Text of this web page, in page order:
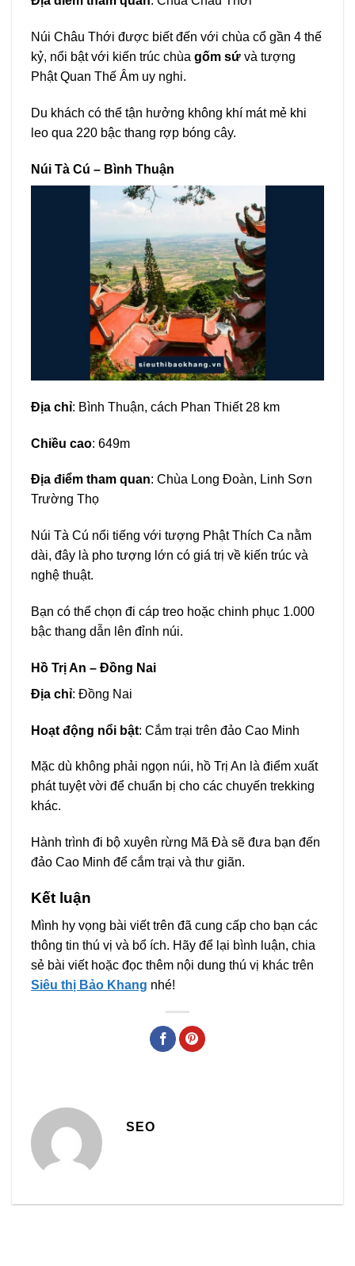
Núi Châu Thới được biết đến với chùa cổ gần 4 thế
kỷ, nổi bật với kiến trúc chùa gốm sứ và tượng
Phật Quan Thế Âm uy nghi.
Du khách có thể tận hưởng không khí mát mẻ khi
leo qua 220 bậc thang rợp bóng cây.
Núi Tà Cú – Bình Thuận
Địa chỉ: Bình Thuận, cách Phan Thiết 28 km
Chiều cao: 649m
Địa điểm tham quan: Chùa Long Đoàn, Linh Sơn
Trường Thọ
Núi Tà Cú nổi tiếng với tượng Phật Thích Ca nằm
dài, đây là pho tượng lớn có giá trị về kiến trúc và
nghệ thuật.
Bạn có thể chọn đi cáp treo hoặc chinh phục 1.000
bậc thang dẫn lên đỉnh núi.
Hồ Trị An – Đồng Nai
Địa chỉ: Đồng Nai
Hoạt động nổi bật: Cắm trại trên đảo Cao Minh
Mặc dù không phải ngọn núi, hồ Trị An là điểm xuất
phát tuyệt vời để chuẩn bị cho các chuyến trekking
khác.
Hành trình đi bộ xuyên rừng Mã Đà sẽ đưa bạn đến
đảo Cao Minh để cắm trại và thư giãn.
Kết luận
Mình hy vọng bài viết trên đã cung cấp cho bạn các
thông tin thú vị và bổ ích. Hãy để lại bình luận, chia
sẻ bài viết hoặc đọc thêm nội dung thú vị khác trên
Siêu thị Bảo Khang nhé!
SEO